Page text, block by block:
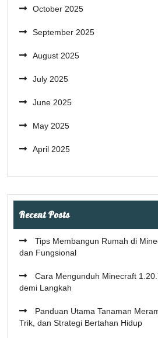
October 2025
September 2025
August 2025
July 2025
June 2025
May 2025
April 2025
Recent Posts
Tips Membangun Rumah di
dan Fungsional
Cara Mengunduh Minecraft
demi Langkah
Panduan Utama Tanaman
Trik, dan Strategi Bertahan Hidup